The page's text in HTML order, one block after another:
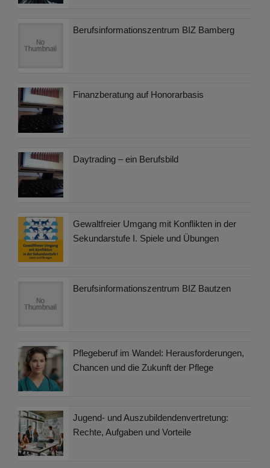
Berufsinformationszentrum BIZ Bamberg
Finanzberatung auf Honorarbasis
Daytrading – ein Berufsbild
Gewaltfreier Umgang mit Konflikten in der
Sekundarstufe I. Spiele und Übungen
Berufsinformationszentrum BIZ Bautzen
Pflegeberuf im Wandel: Herausforderungen,
Chancen und die Zukunft der Pflege
Jugend- und Auszubildendenvertretung:
Rechte, Aufgaben und Vorteile